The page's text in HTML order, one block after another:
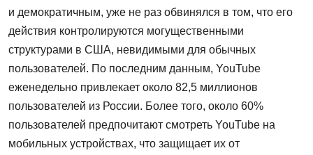
и демократичным, уже не раз обвинялся в том, что его
действия контролируются могущественными
структурами в США, невидимыми для обычных
пользователей. По последним данным, YouTube
еженедельно привлекает около 82,5 миллионов
пользователей из России. Более того, около 60%
пользователей предпочитают смотреть YouTube на
мобильных устройствах, что защищает их от